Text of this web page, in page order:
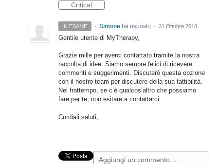
Critical
IN ESAME · Simone ha risposto · 31 Ottobre 2018
Gentile utente di MyTherapy,
Grazie mille per averci contattato tramite la nostra
raccolta di idee. Siamo sempre felici di ricevere
commenti e suggerimenti. Discuterò questa opzione
con il nostro team per discutere della sua fattibilità.
Nel frattempo, se c’è qualcos’altro che possiamo
fare per te, non esitare a contattarci.
Cordiali saluti,
Aggiungi un commento…